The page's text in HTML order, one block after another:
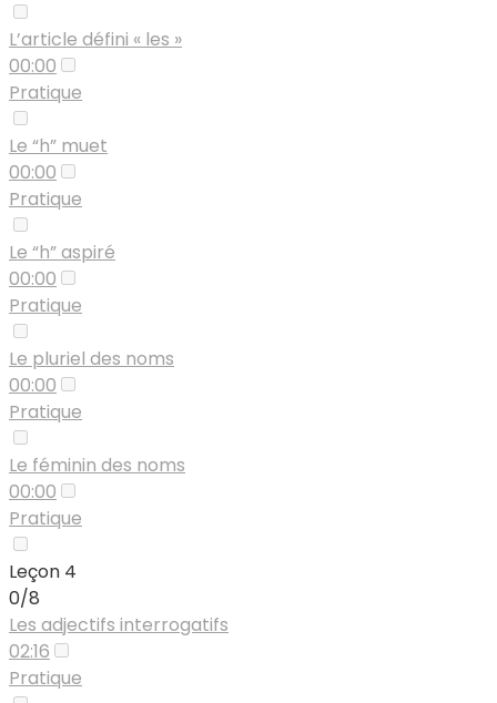
L’article défini « les »
00:00
Pratique
Le “h” muet
00:00
Pratique
Le “h” aspiré
00:00
Pratique
Le pluriel des noms
00:00
Pratique
Le féminin des noms
00:00
Pratique
Leçon 4
0/8
Les adjectifs interrogatifs
02:16
Pratique